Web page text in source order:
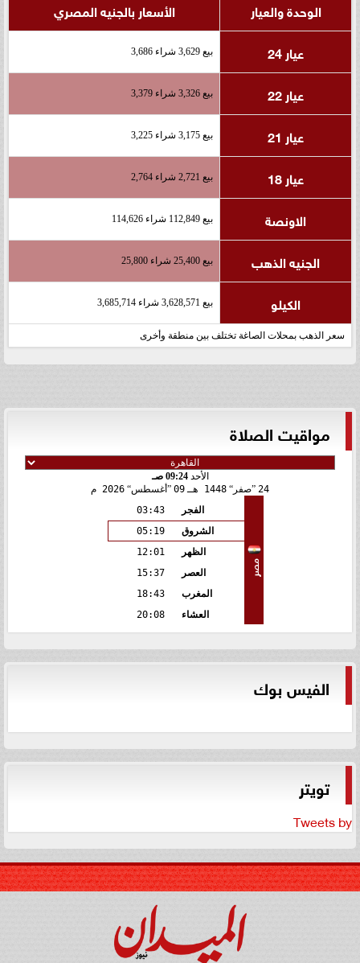
الوحدة والعيار
الأسعار بالجنيه المصري
عيار 24
بيع 3,629 شراء 3,686
عيار 22 بيع 3,326 شراء 3,379
عيار 21 بيع 3,175 شراء 3,225
عيار 18 بيع 2,721 شراء 2,764
الاونصة بيع 112,849 شراء 114,626
الجنيه الذهب بيع 25,400 شراء 25,800
الكيلو بيع 3,628,571 شراء 3,685,714
سعر الذهب بمحلات الصاغة تختلف بين منطقة وأخرى
مواقيت الصلاة
الأحد09:24 صـ
24 صفر 1448 هـ 09 أغسطس 2026 م
مصر
الفجر
03:43
الشروق
05:19
الظهر
12:01
العصر
15:37
المغرب
18:43
العشاء
20:08
الفيس بوك
تويتر
Tweets by